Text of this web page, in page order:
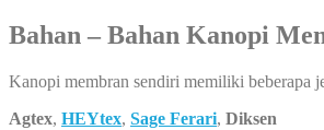
Bahan – Bahan Kanopi
Kanopi membran sendiri memiliki beberapa
Agtex, HEYtex, Sage Ferari, Diksen